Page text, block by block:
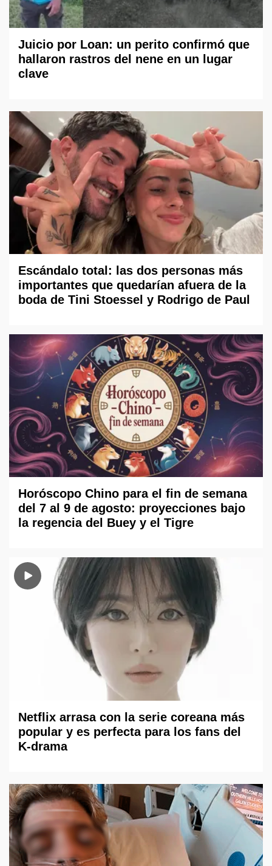
Juicio por Loan: un perito confirmó que
hallaron rastros del nene en un lugar
clave
Escándalo total: las dos personas más
importantes que quedarían afuera de la
boda de Tini Stoessel y Rodrigo de Paul
Horóscopo Chino para el fin de semana
del 7 al 9 de agosto: proyecciones bajo
la regencia del Buey y el Tigre
Netflix arrasa con la serie coreana más
popular y es perfecta para los fans del
K-drama